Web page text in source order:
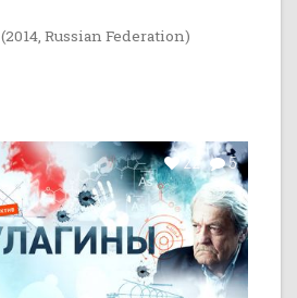
(2014, Russian Federation)
22 5